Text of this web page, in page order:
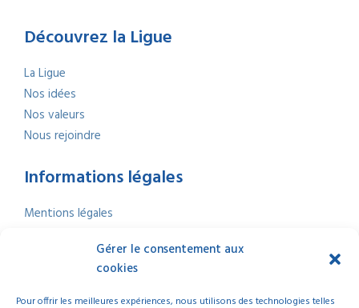
Gérer le consentement aux
cookies
Pour offrir les meilleures expériences, nous utilisons des technologies telles
Découvrez la Ligue
La Ligue
Nos idées
Nos valeurs
Nous rejoindre
Informations légales
Mentions légales
Politique de cookies
Nous contacter
Index Égalité professionnelle2025